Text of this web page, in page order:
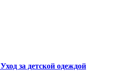
Уход за детской одеждой